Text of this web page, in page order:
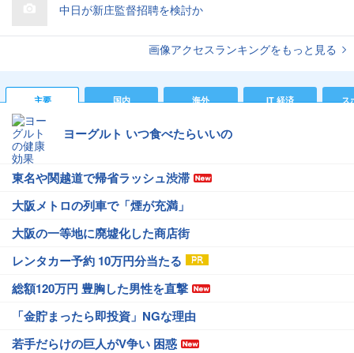
中日が新庄監督招聘を検討か
画像アクセスランキングをもっと見る
主要 国内 海外 IT 経済 ス
ヨーグルト いつ食べたらいいの
東名や関越道で帰省ラッシュ渋滞
大阪メトロの列車で「煙が充満」
大阪の一等地に廃墟化した商店街
レンタカー予約 10万円分当たる
総額120万円 豊胸した男性を直撃
「金貯まったら即投資」NGな理由
若手だらけの巨人がV争い 困惑